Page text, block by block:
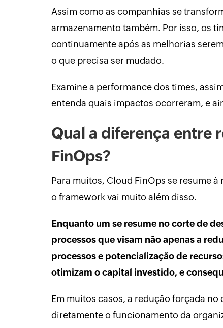
Assim como as companhias se
armazenamento também. Por isso, os
continuamente após as melhorias
o que precisa ser mudado.
Examine a performance dos times,
entenda quais impactos ocorreram, e
Qual a diferença entre
FinOps?
Para muitos, Cloud FinOps se resume à
o framework vai muito além disso.
Enquanto um se resume no corte de
processos que visam não apenas a
processos e potencialização de
otimizam o capital investido, e
Em muitos casos, a redução forçada
diretamente o funcionamento da